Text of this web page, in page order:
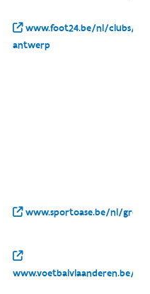
www.foot24.be/nl/clubs/
antwerp
www.sportoase.be/nl/
www.voetbalvlaanderen.be/